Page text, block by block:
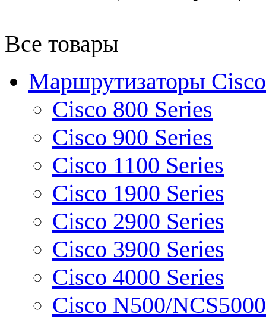
Все товары
Маршрутизаторы Cisco
Cisco 800 Series
Cisco 900 Series
Cisco 1100 Series
Cisco 1900 Series
Cisco 2900 Series
Cisco 3900 Series
Cisco 4000 Series
Cisco N500/